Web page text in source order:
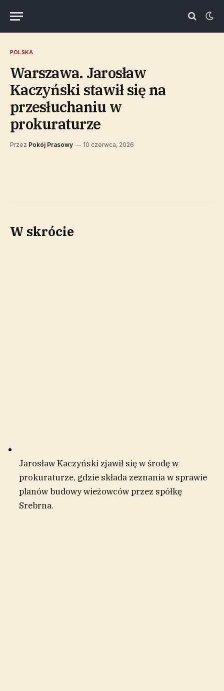
POLSKA
Warszawa. Jarosław
Kaczyński stawił się na
przesłuchaniu w
prokuraturze
Przez Pokój Prasowy 10 czerwca, 2026
W skrócie
Jarosław Kaczyński zjawił się w środę w
prokuraturze, gdzie składa zeznania w sprawie
planów budowy wieżowców przez spółkę
Srebrna.